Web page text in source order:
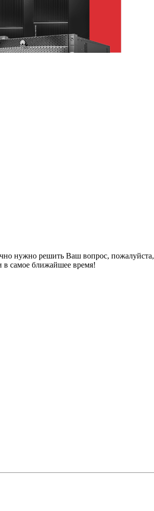
нужно решить Ваш вопрос, пожалуйста,
самое ближайшее время!